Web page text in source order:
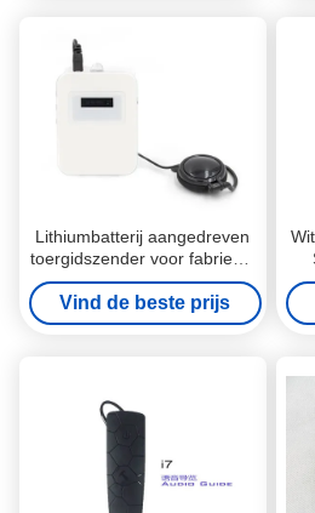
Lithiumbatterij aangedreven
toergidszender voor fabrieks-
en museumbezoeken
Vind de beste prijs